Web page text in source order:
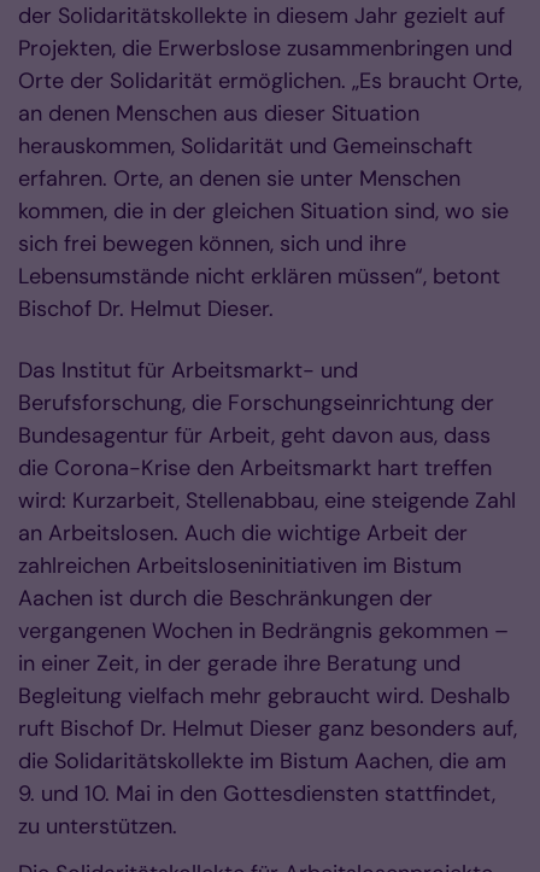
der Solidaritätskollekte in diesem Jahr gezielt auf
Projekten, die Erwerbslose zusammenbringen und
Orte der Solidarität ermöglichen. „Es braucht Orte,
an denen Menschen aus dieser Situation
herauskommen, Solidarität und Gemeinschaft
erfahren. Orte, an denen sie unter Menschen
kommen, die in der gleichen Situation sind, wo sie
sich frei bewegen können, sich und ihre
Lebensumstände nicht erklären müssen“, betont
Bischof Dr. Helmut Dieser.
Das Institut für Arbeitsmarkt- und
Berufsforschung, die Forschungseinrichtung der
Bundesagentur für Arbeit, geht davon aus, dass
die Corona-Krise den Arbeitsmarkt hart treffen
wird: Kurzarbeit, Stellenabbau, eine steigende Zahl
an Arbeitslosen. Auch die wichtige Arbeit der
zahlreichen Arbeitsloseninitiativen im Bistum
Aachen ist durch die Beschränkungen der
vergangenen Wochen in Bedrängnis gekommen –
in einer Zeit, in der gerade ihre Beratung und
Begleitung vielfach mehr gebraucht wird. Deshalb
ruft Bischof Dr. Helmut Dieser ganz besonders auf,
die Solidaritätskollekte im Bistum Aachen, die am
9. und 10. Mai in den Gottesdiensten stattfindet,
zu unterstützen.